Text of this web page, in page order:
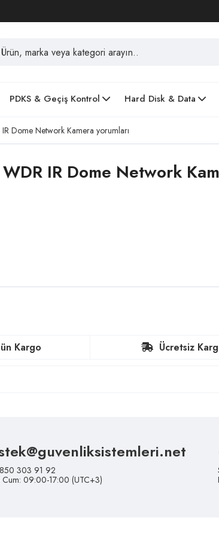
PDKS & Geçiş Kontrol Hard Disk & Data
Dome Network Kamera yorumları
IR Dome Network
Kargo Ücretsiz
303 91 92
09:00-17:00 (UTC+3)